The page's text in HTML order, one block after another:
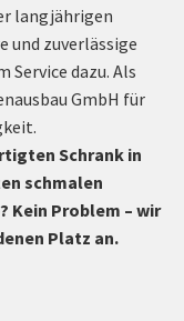
langjährigen
und zuverlässige
dazu. Als
GmbH für
Schrank in
schmalen
Kein Problem – wir
Platz an.